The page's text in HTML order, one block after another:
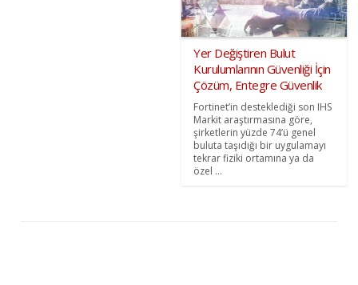
Yer Değiştiren Bulut
Kurulumlarının Güvenliği İçin
Çözüm, Entegre Güvenlik
Fortinet’in desteklediği son IHS
Markit araştırmasına göre,
şirketlerin yüzde 74’ü genel
buluta taşıdığı bir uygulamayı
tekrar fiziki ortamına ya da
özel ...